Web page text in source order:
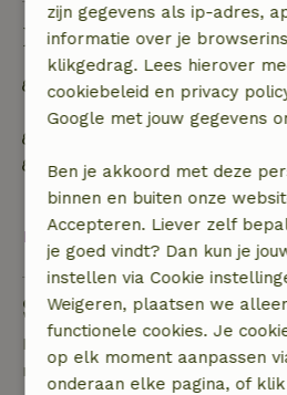
Duurzaamheid
Off grid of voorzien van
energie
Afval scheiden (glas, papier,
voedselafval/biologisch)
Bekijk alles
Stel een vraag
Neem contact op met de
natuurhuisje
zijn gegevens als ip-adres,
informatie over je
klikgedrag. Lees hierover
cookiebeleid en privacy
Google met jouw gegevens
Ben je akkoord met deze
binnen en buiten onze
Accepteren. Liever zelf
je goed vindt? Dan kun je
instellen via Cookie
Weigeren, plaatsen we
functionele cookies. Je
op elk moment aanpassen
onderaan elke pagina, of